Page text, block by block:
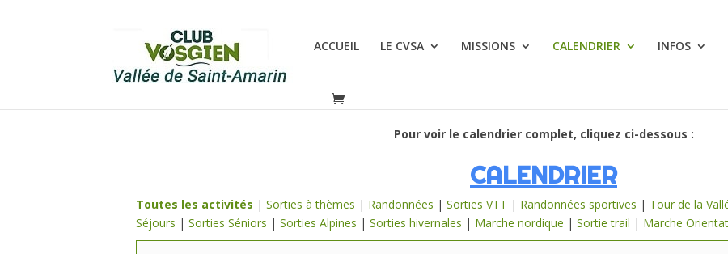
ACCUEIL LE CVSA MISSIONS CALENDRIER INFOS
Pour voir le calendrier complet, cliquez ci-dessous :
CALENDRIER
Toutes les activités | Sorties à thèmes | Randonnées | Sorties VTT | Randonnées sportives | Tour de la
Séjours | Sorties Séniors | Sorties Alpines | Sorties hivernales | Marche nordique | Sortie trail | Marche